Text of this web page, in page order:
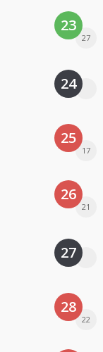
23
27
24
25
17
26
21
27
28
22